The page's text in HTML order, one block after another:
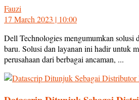
Fauzi
17 March 2023 | 10:00
Dell Technologies mengumumkan solusi
baru. Solusi dan layanan ini hadir untuk
perusahaan dari berbagai ancaman, ...